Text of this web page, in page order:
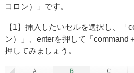
コロン）」です。
【1】挿入したいセルを選択し、「
ン）」、enterを押して「command
押してみましょう。